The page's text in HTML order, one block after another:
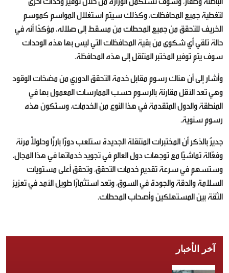
لتغطية جميع المحافظات، وكذلك سيتم استغلال المواسم كموسم
الخريف للتحقق من جميع المحطات من مسقط إلى صلاله، مؤكدًا أنه في
حالة تلقي أي شكوى من بقية المحافظات التي ليس بها هذه الوحدات
سوف يتم توفير المختبر المتنقل إلى هذه المحافظة.
وأشار إلى أن هناك رسوم مقابل خدمة التحقق الدوري من مضخات الوقود
وهي تعد الأقل مقارنة بالرسوم حسب الممارسات المعمول بها في
المنطقة والدول المتقدمة في هذا النوع من الخدمات، وستكون هذه
رسوم سنوية.
جديرٌ بالذكر أن المختبرات المتنقلة الجديدة ستلعب دورًا بارزًا وحلولاً مرنة
وفعّالة تماشيًا مع توجهات دول العالم في تجويد خدماتها في هذا المجال،
وستسهم في سرعة تقديم خدمات التحقق، وتحقق أعلى مستويات
السلامة والدقة والجودة في السوق، وتعد استثمارًا طويل الأمد في تعزيز
الثقة بين المستهلكين وأصحاب المحطات.
آخر الأخبار